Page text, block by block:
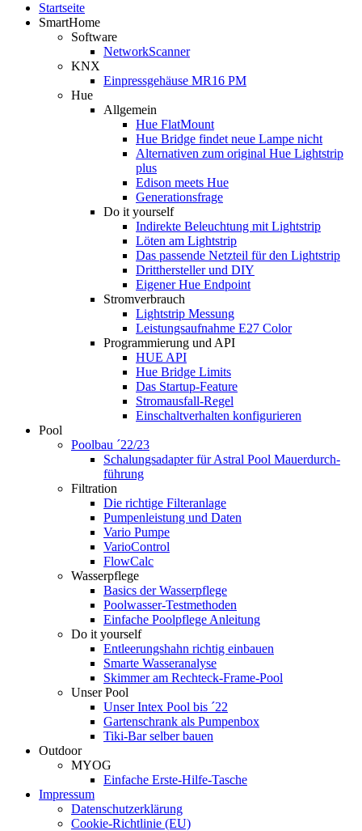
Startseite
SmartHome
Software
NetworkScanner
KNX
Einpressgehäuse MR16 PM
Hue
Allgemein
Hue FlatMount
Hue Bridge findet neue Lampe nicht
Alternativen zum original Hue Lightstrip
plus
Edison meets Hue
Generationsfrage
Do it yourself
Indirekte Beleuchtung mit Lightstrip
Löten am Lightstrip
Das passende Netzteil für den Lightstrip
Dritthersteller und DIY
Eigener Hue Endpoint
Stromverbrauch
Lightstrip Messung
Leistungsaufnahme E27 Color
Programmierung und API
HUE API
Hue Bridge Limits
Das Startup-Feature
Stromausfall-Regel
Einschaltverhalten konfigurieren
Pool
Poolbau ´22/23
Schalungs­adapter für Astral Pool Mauer­durch­
führung
Filtration
Die richtige Filter­anlage
Pumpenleistung und Daten
Vario Pumpe
Vario­Control
FlowCalc
Wasserpflege
Basics der Wasserpflege
Poolwasser-Testmethoden
Einfache Poolpflege Anleitung
Do it yourself
Ent­leerungs­hahn richtig einbauen
Smarte Wasseranalyse
Skimmer am Rechteck-Frame-Pool
Unser Pool
Unser Intex Pool bis ´22
Gartenschrank als Pumpenbox
Tiki-Bar selber bauen
Outdoor
MYOG
Einfache Erste-Hilfe-Tasche
Impressum
Datenschutzerklärung
Cookie-Richtlinie (EU)